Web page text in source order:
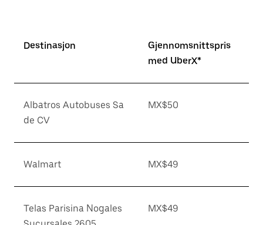
Destinasjon
Gjennomsnittspris
med UberX*
Albatros Autobuses Sa
de CV
MX$50
Walmart MX$49
Telas Parisina Nogales
MX$49